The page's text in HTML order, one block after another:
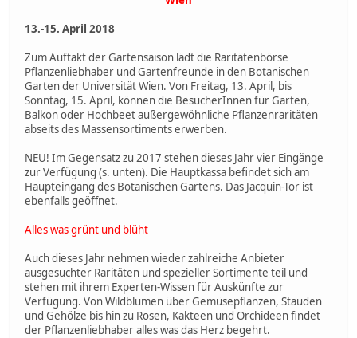
13.-15. April 2018
Zum Auftakt der Gartensaison lädt die Raritätenbörse
Pflanzenliebhaber und Gartenfreunde in den Botanischen
Garten der Universität Wien. Von Freitag, 13. April, bis
Sonntag, 15. April, können die BesucherInnen für Garten,
Balkon oder Hochbeet außergewöhnliche Pflanzenraritäten
abseits des Massensortiments erwerben.
NEU! Im Gegensatz zu 2017 stehen dieses Jahr vier Eingänge
zur Verfügung (s. unten). Die Hauptkassa befindet sich am
Haupteingang des Botanischen Gartens. Das Jacquin-Tor ist
ebenfalls geöffnet.
Alles was grünt und blüht
Auch dieses Jahr nehmen wieder zahlreiche Anbieter
ausgesuchter Raritäten und spezieller Sortimente teil und
stehen mit ihrem Experten-Wissen für Auskünfte zur
Verfügung. Von Wildblumen über Gemüsepflanzen, Stauden
und Gehölze bis hin zu Rosen, Kakteen und Orchideen findet
der Pflanzenliebhaber alles was das Herz begehrt.